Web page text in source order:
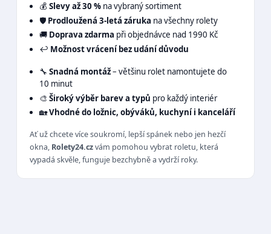
💰 Slevy až 30 %na vybraný sortiment
🛡️ Prodloužená 3-letá záruka na všechny rolety
🚚 Doprava zdarma při objednávce nad 1990 Kč
↩️ Možnost vrácení bez udání důvodu
🔧 Snadná montáž– většinu rolet namontujete do
10 minut
🎨 Široký výběr barev a typů pro každý interiér
🏡Vhodné do ložnic, obýváků, kuchyní i kanceláří
Ať už chcete více soukromí, lepší spánek nebo jen hezčí
okna, Rolety24.czvám pomohou vybrat roletu, která
vypadá skvěle, funguje bezchybně a vydrží roky.